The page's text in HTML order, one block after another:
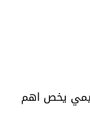
يخص اهم